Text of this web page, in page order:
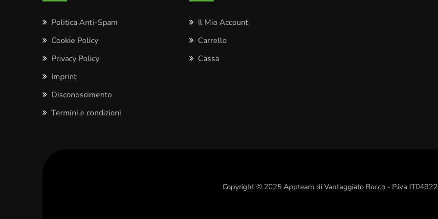
Politica Anti-Spam
Cookie Policy
Privacy Policy
Imprint
Disconoscimento
Termini e condizioni
Il Mio Account
Carrello
Cassa
Copyright © 2025 Appteam di Vantaggiato Rocco - P.iva